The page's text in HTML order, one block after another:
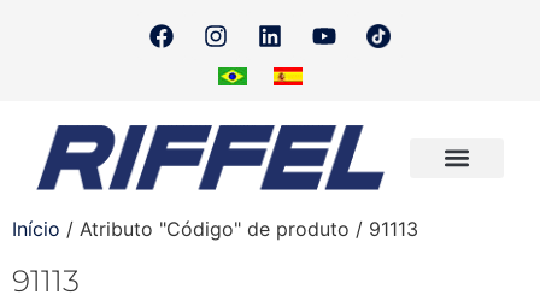
Início / Atributo "Código" de produto / 91113
91113